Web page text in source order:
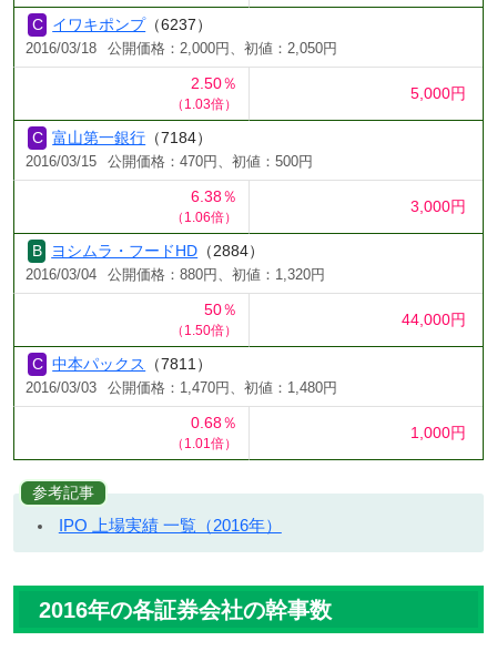
イワキポンプ（6237）
2016/03/18 公開価格：2,000円、初値：2,050円
2.50％
（1.03倍）
5,000円
富山第一銀行 （7184）
2016/03/15 公開価格：470円、初値：500円
6.38％
（1.06倍）
3,000円
ヨシムラ・フードHD （2884）
2016/03/04 公開価格：880円、初値：1,320円
50％
（1.50倍）
44,000円
中本パックス （7811）
2016/03/03 公開価格：1,470円、初値：1,480円
0.68％
（1.01倍）
1,000円
参考記事
IPO 上場実績 一覧（2016年）
2016年の各証券会社の幹事数